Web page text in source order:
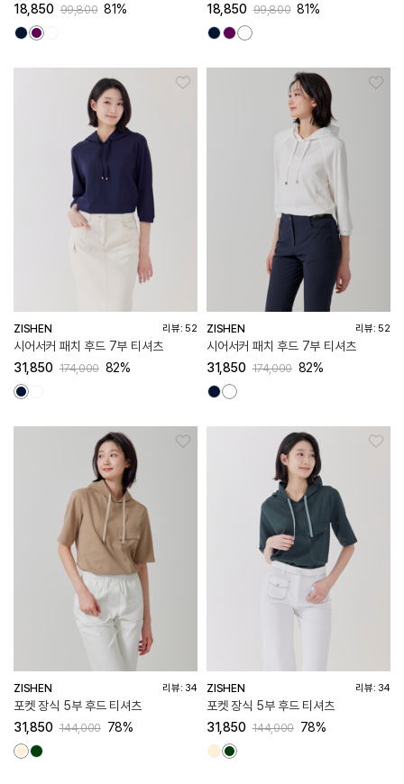
99,800
18,850 81% 99,800
18,850 81%
ZISHEN 리뷰: 52
시어서커 패치 후드 7부 티셔츠
174,000
31,850 82%
ZISHEN 리뷰: 52
시어서커 패치 후드 7부 티셔츠
174,000
31,850 82%
ZISHEN 리뷰: 34
포켓 장식 5부 후드 티셔츠
144,000
31,850 78%
ZISHEN 리뷰: 34
포켓 장식 5부 후드 티셔츠
144,000
31,850 78%